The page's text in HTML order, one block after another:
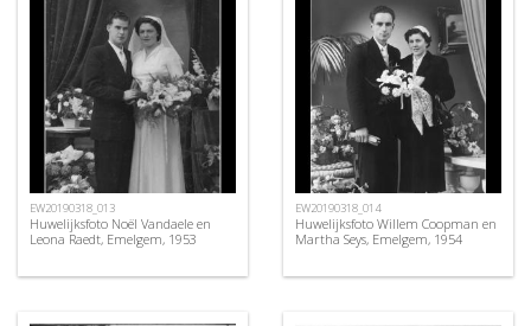
EW20190318_013
Huwelijksfoto Noël Vandaele en
Leona Raedt, Emelgem, 1953
EW20190318_014
Huwelijksfoto Willem Coopman en
Martha Seys, Emelgem, 1954